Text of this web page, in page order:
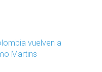
vuelven a
Martins